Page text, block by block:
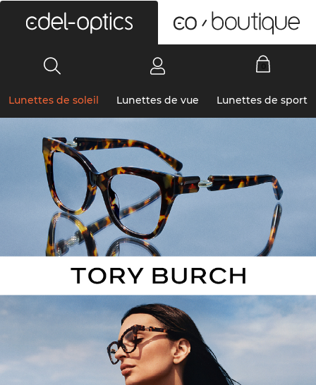
Lunettes de soleil Lunettes de vue Lunettes de sport